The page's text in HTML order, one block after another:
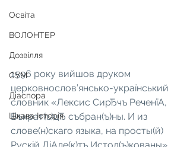
Освіта
ВОЛОНТЕР
Дозвілля
СУМ
Діаспора
Цікава Історія
1596 року вийшов друком
церковнослов’янсько-український
словник «Лексис СирЂчъ РеченїА,
Въкрат(ъ)цЂ събран(ъ)ны. И из
слове(н)скаго языка, на просты(й)